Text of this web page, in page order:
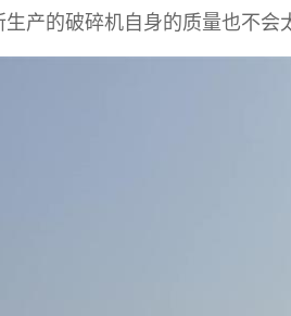
产的破碎机自身的质量也不会